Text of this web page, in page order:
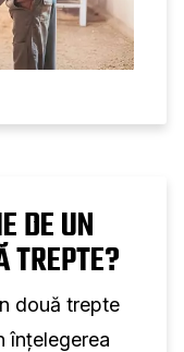
DE UN
TREPTE?
două trepte
înțelegerea